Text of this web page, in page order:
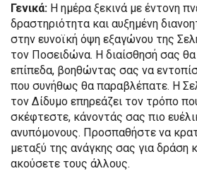
Γενικά: Η ημέρα ξεκινά με έντονη
δραστηριότητα και αυξημένη
στην ευνοϊκή όψη εξαγώνου της
τον Ποσειδώνα. Η διαίσθησή σας θα
επίπεδα, βοηθώντας σας να
που συνήθως θα παραβλέπατε. Η
τον Δίδυμο επηρεάζει τον τρόπο
σκέφτεστε, κάνοντάς σας πιο
ανυπόμονους. Προσπαθήστε να
μεταξύ της ανάγκης σας για δράση
ακούσετε τους άλλους.